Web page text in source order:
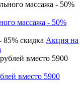
массажа - 50%
Акция на
вместо 5900